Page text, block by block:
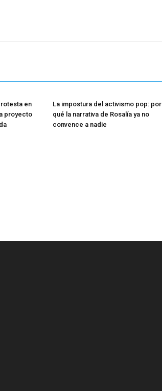
en
proyecto
La impostura del activismo pop: por
qué la narrativa de Rosalía ya no
convence a nadie